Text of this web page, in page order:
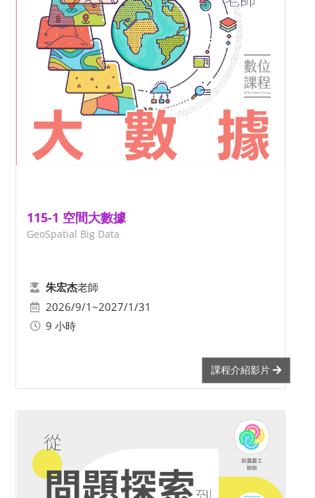
115-1 空間大數據
GeoSpatial Big Data
朱宏杰老師
2026/9/1~2027/1/31
9 小時
課程介紹影片